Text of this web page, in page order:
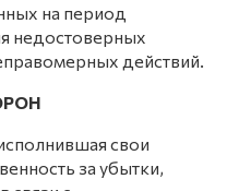
на период
недостоверных
действий.
свои
за убытки,